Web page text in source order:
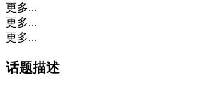
更多...
更多...
更多...
话题描述